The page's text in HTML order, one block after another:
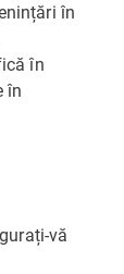
în
în
în
vă